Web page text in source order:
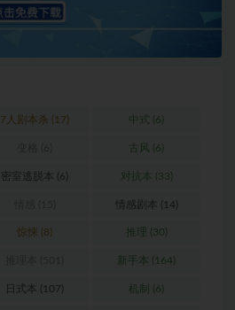
7人剧本杀 (17) 中式 (6)
古风 (6)
密室逃脱本 (6) 对抗本 (33)
情感剧本 (14)
惊悚 (8) 推理 (30)
新手本 (164)
日式本 (107) 机制 (6)